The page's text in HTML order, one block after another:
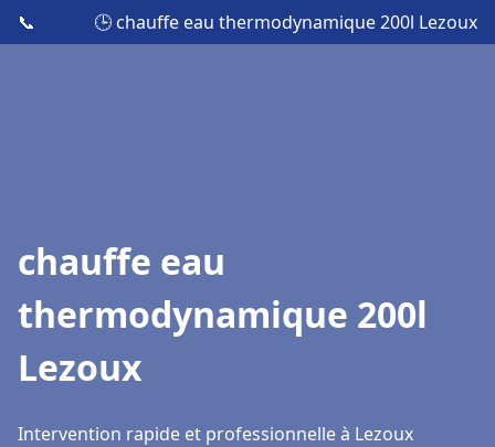
📞 🕒 chauffe eau thermodynamique 200l Lezoux
chauffe eau
thermodynamique 200l
Lezoux
Intervention rapide et professionnelle à Lezoux